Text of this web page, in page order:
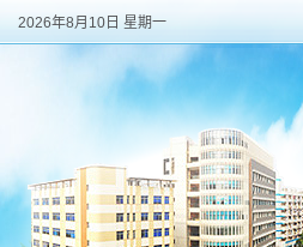
2026年8月10日 星期一